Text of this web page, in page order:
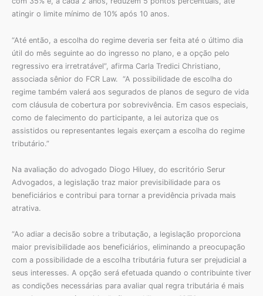
atingir o limite mínimo de 10% após 10 anos.
“Até então, a escolha do regime deveria ser feita até o último dia
útil do mês seguinte ao do ingresso no plano, e a opção pelo
regressivo era irretratável”, afirma Carla Tredici Christiano,
associada sênior do FCR Law. “A possibilidade de escolha do
regime também valerá aos segurados de planos de seguro de vida
com cláusula de cobertura por sobrevivência. Em casos especiais,
como de falecimento do participante, a lei autoriza que os
assistidos ou representantes legais exerçam a escolha do regime
tributário.”
Na avaliação do advogado Diogo Hiluey, do escritório Serur
Advogados, a legislação traz maior previsibilidade para os
beneficiários e contribui para tornar a previdência privada mais
atrativa.
“Ao adiar a decisão sobre a tributação, a legislação proporciona
maior previsibilidade aos beneficiários, eliminando a preocupação
com a possibilidade de a escolha tributária futura ser prejudicial a
seus interesses. A opção será efetuada quando o contribuinte tiver
as condições necessárias para avaliar qual regra tributária é mais